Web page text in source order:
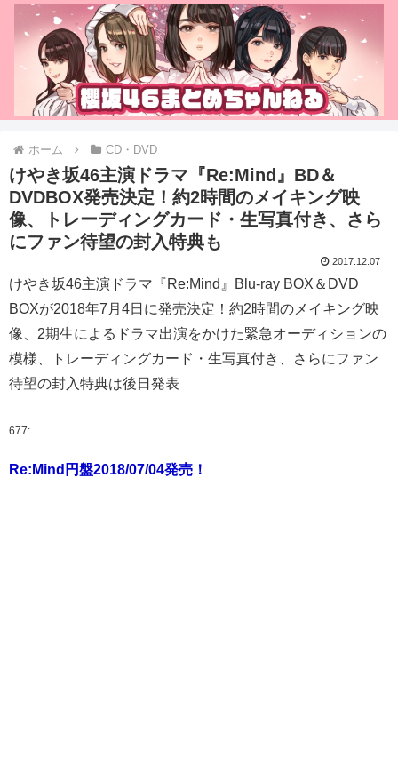
ホーム CD・DVD
けやき坂46主演ドラマ『Re:Mind』BD＆
DVDBOX発売決定！約2時間のメイキング映
像、トレーディングカード・生写真付き、さら
にファン待望の封入特典も
2017.12.07
けやき坂46主演ドラマ『Re:Mind』Blu-ray BOX＆DVD
BOXが2018年7月4日に発売決定！約2時間のメイキング映
像、2期生によるドラマ出演をかけた緊急オーディションの
模様、トレーディングカード・生写真付き、さらにファン
待望の封入特典は後日発表
677:
Re:Mind円盤2018/07/04発売！